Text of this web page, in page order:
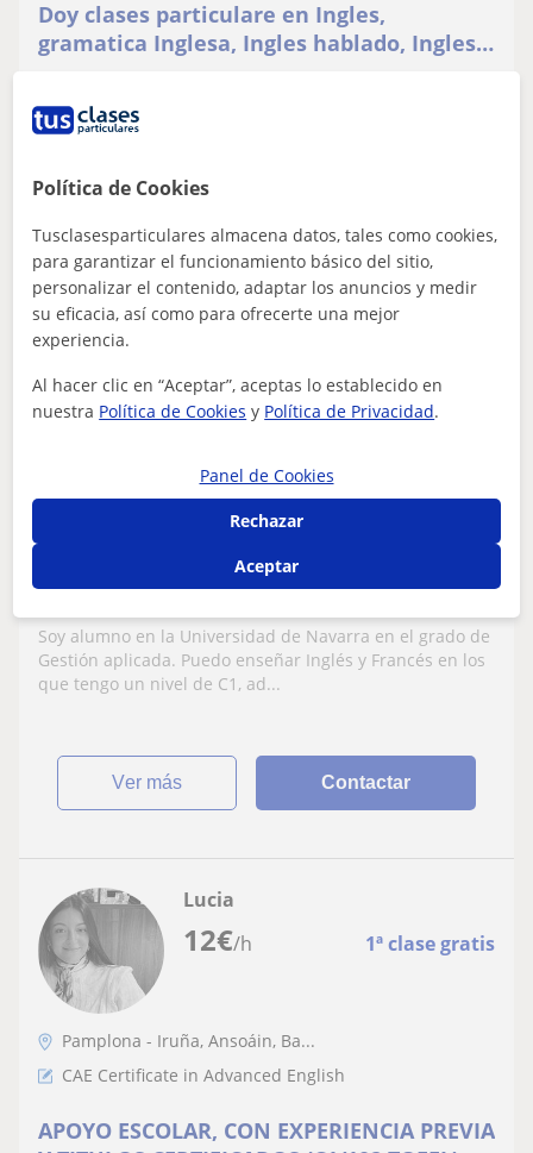
Doy clases particulare en Ingles,
gramatica Inglesa, Ingles hablado, Ingles
learn languages. I always helped my friends and family
in studying and preparin...
ver más Contactar
12€
★ 5,0 (3 valoraciones)
Pamplona - Iruña, Ansoáin, Ba...
CAE Certificate in Advanced English
Profesor con 5 años de experiencia en
Soy alumno en la Universidad de Navarra en el grado de
Gestión aplicada. Puedo enseñar Inglés y Francés en los
que tengo un nivel de C1, ad...
ver más Contactar
12€/h 1ª clase gratis
Lucia
Pamplona - Iruña, Ansoáin, Ba...
CAE Certificate in Advanced English
APOYO ESCOLAR, CON EXPERIENCIA PREVIA
Política de Cookies
Tusclasesparticulares almacena datos, tales como cookies,
para garantizar el funcionamiento básico del sitio,
personalizar el contenido, adaptar los anuncios y medir
su eficacia, así como para ofrecerte una mejor
experiencia.
Al hacer clic en “Aceptar”, aceptas lo establecido en
nuestra Política de Cookies y Política de Privacidad.
Panel de Cookies
Rechazar
Aceptar